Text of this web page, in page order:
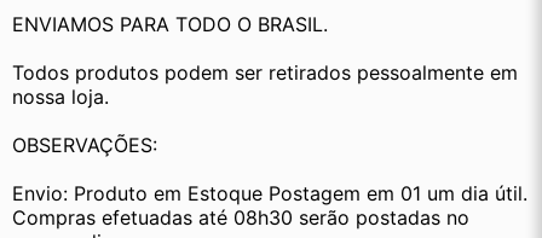
ENVIAMOS PARA TODO O BRASIL.
Todos produtos podem ser retirados pessoalmente em
nossa loja.
OBSERVAÇÕES:
Envio: Produto em Estoque Postagem em 01 um dia útil.
Compras efetuadas até 08h30 serão postadas no